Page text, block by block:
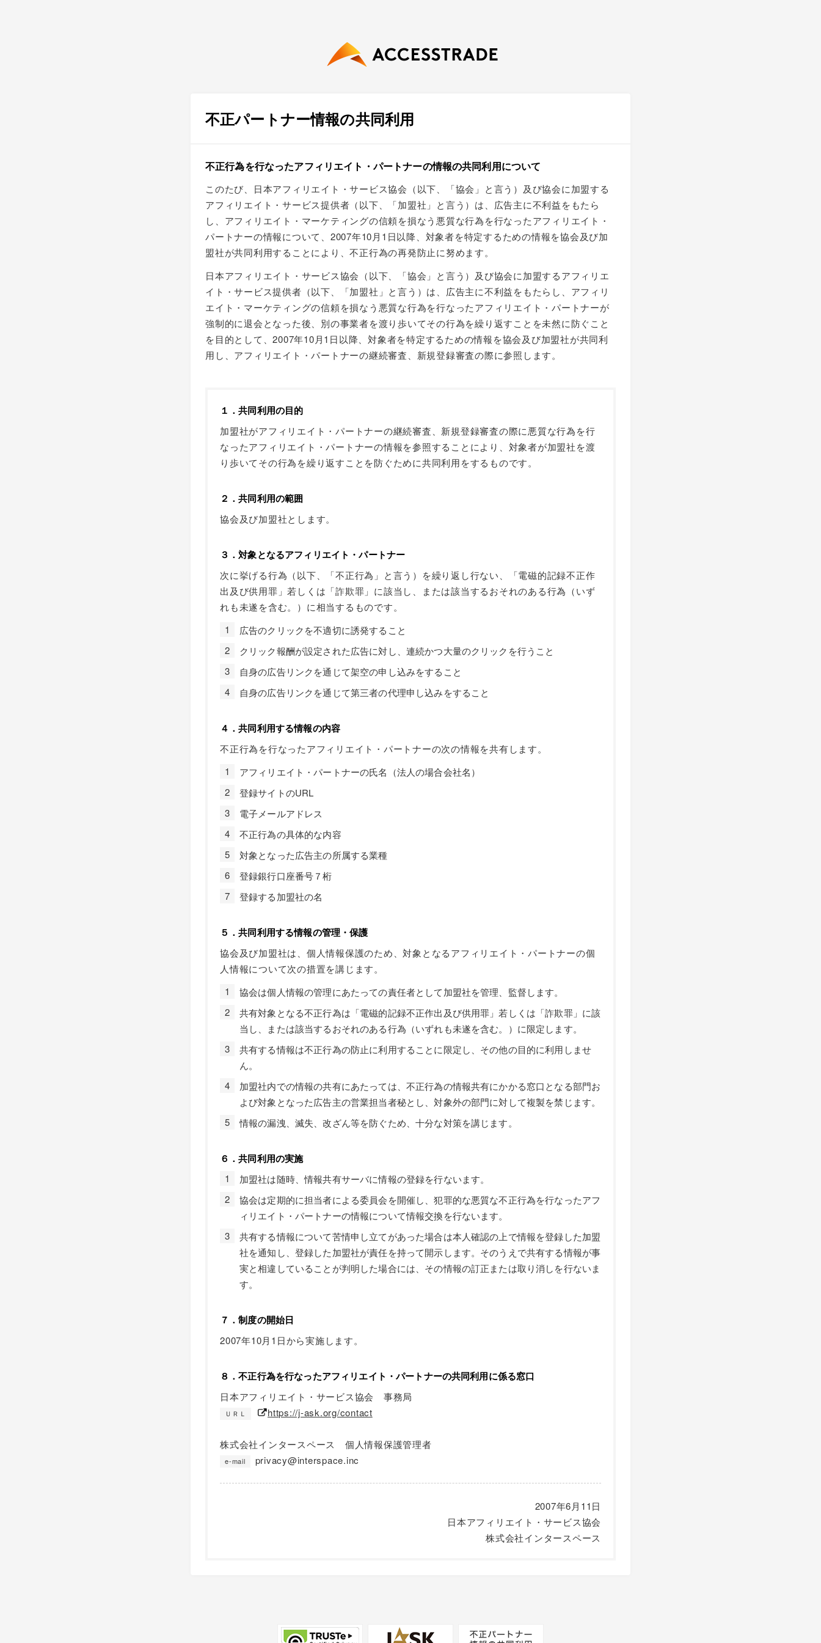
不正パートナー情報の共同利用
不正行為を行なったアフィリエイト・パートナーの情報の共同利用について
このたび、日本アフィリエイト・サービス協会（以下、「協会」と言う）及び協会に加盟する
アフィリエイト・サービス提供者（以下、「加盟社」と言う）は、広告主に不利益をもたら
し、アフィリエイト・マーケティングの信頼を損なう悪質な行為を行なったアフィリエイト・
パートナーの情報について、2007年10月1日以降、対象者を特定するための情報を協会及び加
盟社が共同利用することにより、不正行為の再発防止に努めます。
日本アフィリエイト・サービス協会（以下、「協会」と言う）及び協会に加盟するアフィリエ
イト・サービス提供者（以下、「加盟社」と言う）は、広告主に不利益をもたらし、アフィリ
エイト・マーケティングの信頼を損なう悪質な行為を行なったアフィリエイト・パートナーが
強制的に退会となった後、別の事業者を渡り歩いてその行為を繰り返すことを未然に防ぐこと
を目的として、2007年10月1日以降、対象者を特定するための情報を協会及び加盟社が共同利
用し、アフィリエイト・パートナーの継続審査、新規登録審査の際に参照します。
１．共同利用の目的
加盟社がアフィリエイト・パートナーの継続審査、新規登録審査の際に悪質な行為を行
なったアフィリエイト・パートナーの情報を参照することにより、対象者が加盟社を渡
り歩いてその行為を繰り返すことを防ぐために共同利用をするものです。
２．共同利用の範囲
協会及び加盟社とします。
３．対象となるアフィリエイト・パートナー
次に挙げる行為（以下、「不正行為」と言う）を繰り返し行ない、「電磁的記録不正作
出及び供用罪」若しくは「詐欺罪」に該当し、または該当するおそれのある行為（いず
れも未遂を含む。）に相当するものです。
広告のクリックを不適切に誘発すること
クリック報酬が設定された広告に対し、連続かつ大量のクリックを行うこと
自身の広告リンクを通じて架空の申し込みをすること
自身の広告リンクを通じて第三者の代理申し込みをすること
４．共同利用する情報の内容
不正行為を行なったアフィリエイト・パートナーの次の情報を共有します。
アフィリエイト・パートナーの氏名（法人の場合会社名）
登録サイトのURL
電子メールアドレス
不正行為の具体的な内容
対象となった広告主の所属する業種
登録銀行口座番号７桁
登録する加盟社の名
５．共同利用する情報の管理・保護
協会及び加盟社は、個人情報保護のため、対象となるアフィリエイト・パートナーの個
人情報について次の措置を講じます。
協会は個人情報の管理にあたっての責任者として加盟社を管理、監督します。
共有対象となる不正行為は「電磁的記録不正作出及び供用罪」若しくは「詐欺罪」に該
当し、または該当するおそれのある行為（いずれも未遂を含む。）に限定します。
共有する情報は不正行為の防止に利用することに限定し、その他の目的に利用しませ
ん。
加盟社内での情報の共有にあたっては、不正行為の情報共有にかかる窓口となる部門お
よび対象となった広告主の営業担当者秘とし、対象外の部門に対して複製を禁じます。
情報の漏洩、滅失、改ざん等を防ぐため、十分な対策を講じます。
６．共同利用の実施
加盟社は随時、情報共有サーバに情報の登録を行ないます。
協会は定期的に担当者による委員会を開催し、犯罪的な悪質な不正行為を行なったアフ
ィリエイト・パートナーの情報について情報交換を行ないます。
共有する情報について苦情申し立てがあった場合は本人確認の上で情報を登録した加盟
社を通知し、登録した加盟社が責任を持って開示します。そのうえで共有する情報が事
実と相違していることが判明した場合には、その情報の訂正または取り消しを行ないま
す。
７．制度の開始日
2007年10月1日から実施します。
８．不正行為を行なったアフィリエイト・パートナーの共同利用に係る窓口
日本アフィリエイト・サービス協会 事務局
ＵＲＬ https://j-ask.org/contact
株式会社インタースペース 個人情報保護管理者
e-mail privacy@interspace.inc
2007年6月11日
日本アフィリエイト・サービス協会
株式会社インタースペース